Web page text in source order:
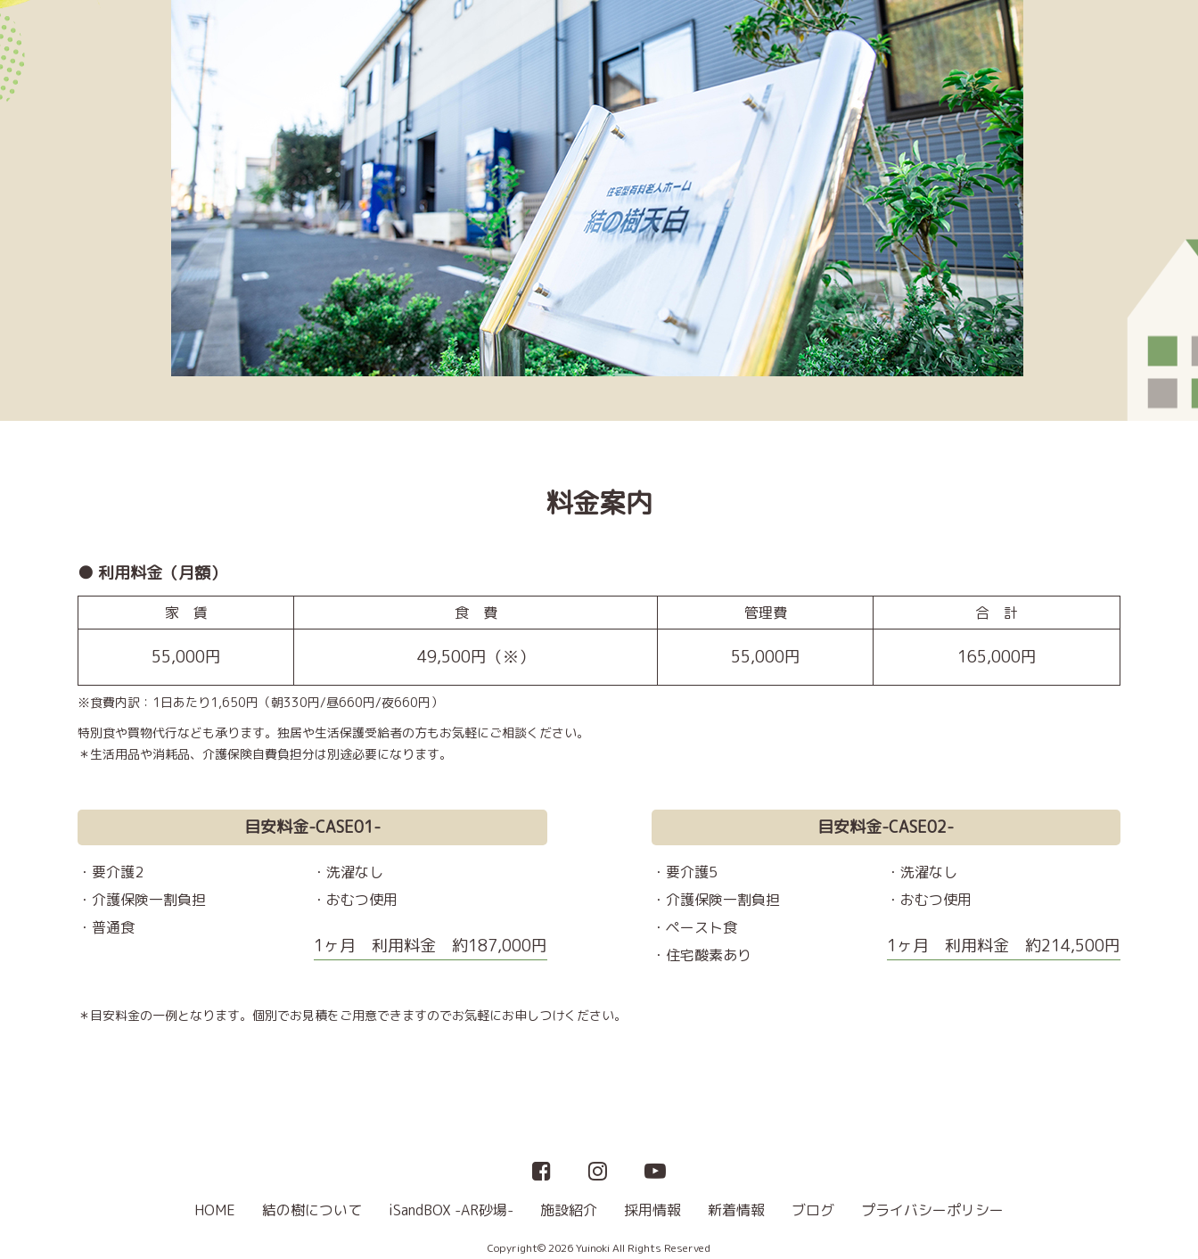
料金案内
● 利用料金（月額）
家 賃 食 費 管理費 合 計
55,000円 49,500円（※） 55,000円 165,000円
※食費内訳：1日あたり1,650円（朝330円/昼660円/夜660円）
特別食や買物代行なども承ります。独居や生活保護受給者の方もお気軽にご相談ください。
＊生活用品や消耗品、介護保険自費負担分は別途必要になります。
目安料金-CASE01-
・要介護2
・介護保険一割負担
・普通食
・洗濯なし
・おむつ使用
1ヶ月 利用料金 約187,000円
目安料金-CASE02-
・要介護5
・介護保険一割負担
・ペースト食
・住宅酸素あり
・洗濯なし
・おむつ使用
1ヶ月 利用料金 約214,500円
＊目安料金の一例となります。個別でお見積をご用意できますのでお気軽にお申しつけください。
HOME 結の樹について iSandBOX -AR砂場- 施設紹介 採用情報 新着情報 ブログ プライバシーポリシー
Copyright© 2026 Yuinoki All Rights Reserved